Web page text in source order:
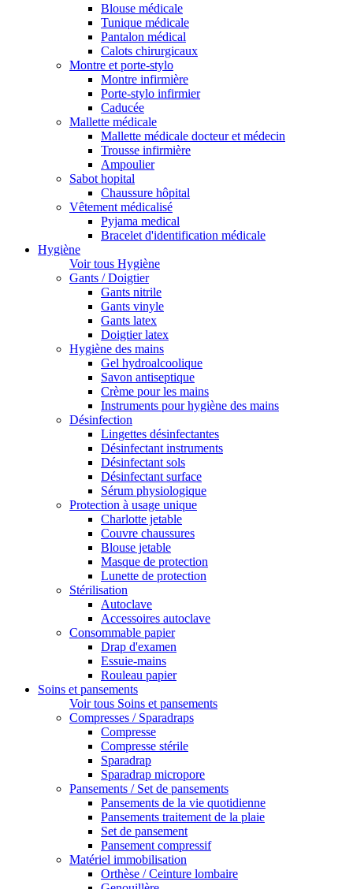
Blouse médicale
Tunique médicale
Pantalon médical
Calots chirurgicaux
Montre et porte-stylo
Montre infirmière
Porte-stylo infirmier
Caducée
Mallette médicale
Mallette médicale docteur et médecin
Trousse infirmière
Ampoulier
Sabot hopital
Chaussure hôpital
Vêtement médicalisé
Pyjama medical
Bracelet d'identification médicale
Hygiène
Voir tous Hygiène
Gants / Doigtier
Gants nitrile
Gants vinyle
Gants latex
Doigtier latex
Hygiène des mains
Gel hydroalcoolique
Savon antiseptique
Crème pour les mains
Instruments pour hygiène des mains
Désinfection
Lingettes désinfectantes
Désinfectant instruments
Désinfectant sols
Désinfectant surface
Sérum physiologique
Protection à usage unique
Charlotte jetable
Couvre chaussures
Blouse jetable
Masque de protection
Lunette de protection
Stérilisation
Autoclave
Accessoires autoclave
Consommable papier
Drap d'examen
Essuie-mains
Rouleau papier
Soins et pansements
Voir tous Soins et pansements
Compresses / Sparadraps
Compresse
Compresse stérile
Sparadrap
Sparadrap micropore
Pansements / Set de pansements
Pansements de la vie quotidienne
Pansements traitement de la plaie
Set de pansement
Pansement compressif
Matériel immobilisation
Orthèse / Ceinture lombaire